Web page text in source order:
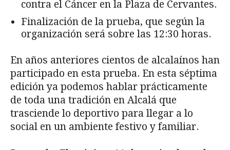
contra el Cáncer en la Plaza de Cervantes.
Finalización de la prueba, que según la
organización será sobre las 12:30 horas.
En años anteriores cientos de alcalaínos han
participado en esta prueba. En esta séptima
edición ya podemos hablar prácticamente
de toda una tradición en Alcalá que
trasciende lo deportivo para llegar a lo
social en un ambiente festivo y familiar.